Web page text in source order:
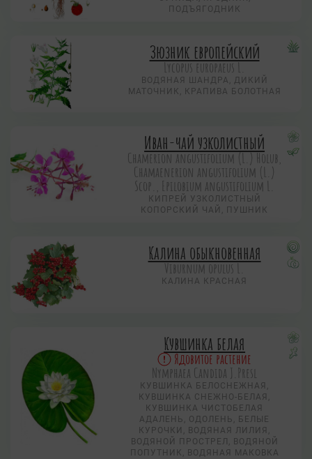
ПОДЪЯГОДНИК
Зюзник европейский
Lycopus europaeus L.
ВОДЯНАЯ ШАНДРА, ДИКИЙ
МАТОЧНИК, КРАПИВА БОЛОТНАЯ
Иван-чай узколистный
Chamerion angustifolium (L.) Holub,
Chamaenerion angustifolium (L.)
Scop., Epilobium angustifolium L.
КИПРЕЙ УЗКОЛИСТНЫЙ
КОПОРСКИЙ ЧАЙ, ПУШНИК
Калина обыкновенная
Viburnum opulus L.
КАЛИНА КРАСНАЯ
Кувшинка белая
Ядовитое растение
Nymphаеа Candida J.Presl
КУВШИНКА БЕЛОСНЕЖНАЯ,
КУВШИНКА СНЕЖНО-БЕЛАЯ,
КУВШИНКА ЧИСТОБЕЛАЯ
АДАЛЕНЬ, ОДОЛЕНЬ, БЕЛЫЕ
КУРОЧКИ, ВОДЯНАЯ ЛИЛИЯ,
ВОДЯНОЙ ПРОСТРЕЛ, ВОДЯНОЙ
ПОПУТНИК, ВОДЯНАЯ МАКОВКА